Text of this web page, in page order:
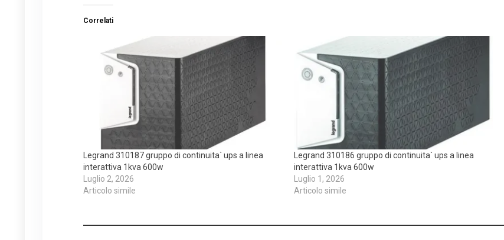
Correlati
Legrand 310187 gruppo di continuita` ups a linea
interattiva 1kva 600w
Luglio 2, 2026
Articolo simile
Legrand 310186 gruppo di continuita` ups a linea
interattiva 1kva 600w
Luglio 1, 2026
Articolo simile